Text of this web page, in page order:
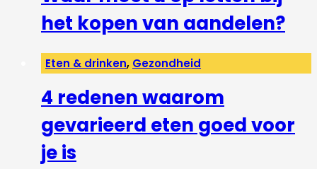
het kopen van aandelen?
Eten & drinken, Gezondheid
4 redenen waarom
gevarieerd eten goed voor
je is